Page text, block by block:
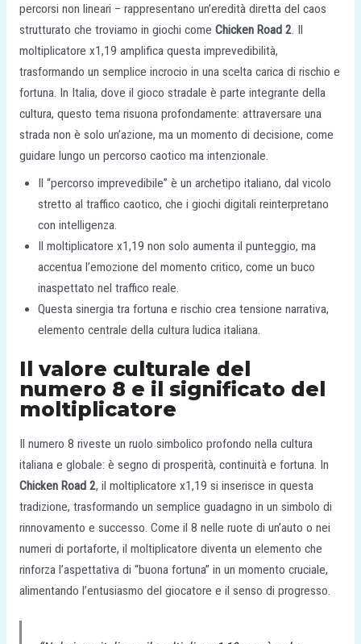
percorsi non lineari – rappresentano un’eredità diretta del caos
strutturato che troviamo in giochi come Chicken Road 2. Il
moltiplicatore x1,19 amplifica questa imprevedibilità,
trasformando un semplice incrocio in una scelta carica di rischio e
fortuna. In Italia, dove il gioco stradale è parte integrante della
cultura, questo tema risuona profondamente: attraversare una
strada non è solo un’azione, ma un momento di decisione, come
guidare lungo un percorso caotico ma intenzionale.
Il “percorso imprevedibile” è un archetipo italiano, dal vicolo
stretto al traffico caotico, che i giochi digitali reinterpretano
con intelligenza.
Il moltiplicatore x1,19 non solo aumenta il punteggio, ma
accentua l’emozione del momento critico, come un buco
inaspettato nel traffico reale.
Questa sinergia tra fortuna e rischio crea tensione narrativa,
elemento centrale della cultura ludica italiana.
Il valore culturale del
numero 8 e il significato del
moltiplicatore
Il numero 8 riveste un ruolo simbolico profondo nella cultura
italiana e globale: è segno di prosperità, continuità e fortuna. In
Chicken Road 2, il moltiplicatore x1,19 si inserisce in questa
tradizione, trasformando un semplice guadagno in un simbolo di
rinnovamento e successo. Come il 8 nelle ruote di un’auto o nei
numeri di portaforte, il moltiplicatore diventa un elemento che
rinforza l’aspettativa di “buona fortuna” in un momento cruciale,
alimentando l’entusiasmo del giocatore e il senso di progresso.